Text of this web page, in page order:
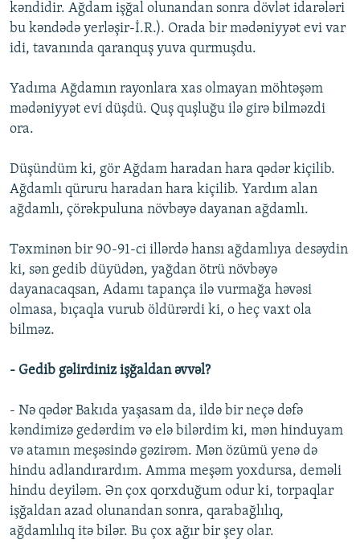
kəndidir. Ağdam işğal olunandan sonra dövlət idarələri
bu kəndədə yerləşir-İ.R.). Orada bir mədəniyyət evi var
idi, tavanında qaranquş yuva qurmuşdu.
Yadıma Ağdamın rayonlara xas olmayan möhtəşəm
mədəniyyət evi düşdü. Quş quşluğu ilə girə bilməzdi
ora.
Düşündüm ki, gör Ağdam haradan hara qədər kiçilib.
Ağdamlı qüruru haradan hara kiçilib. Yardım alan
ağdamlı, çörəkpuluna növbəyə dayanan ağdamlı.
Təxminən bir 90-91-ci illərdə hansı ağdamlıya desəydin
ki, sən gedib düyüdən, yağdan ötrü növbəyə
dayanacaqsan, Adamı tapança ilə vurmağa həvəsi
olmasa, bıçaqla vurub öldürərdi ki, o heç vaxt ola
bilməz.
- Gedib gəlirdiniz işğaldan əvvəl?
- Nə qədər Bakıda yaşasam da, ildə bir neçə dəfə
kəndimizə gedərdim və elə bilərdim ki, mən hinduyam
və atamın meşəsində gəzirəm. Mən özümü yenə də
hindu adlandırardım. Amma meşəm yoxdursa, deməli
hindu deyiləm. Ən çox qorxduğum odur ki, torpaqlar
işğaldan azad olunandan sonra, qarabağlılıq,
ağdamlılıq itə bilər. Bu çox ağır bir şey olar.